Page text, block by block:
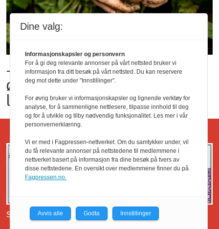
– Vekst i nye innmeldte
økologiske
landbruksvirksomheter
Se tidligere Conrads Colonial her.
Dine valg:
Informasjonskapsler og personvern
For å gi deg relevante annonser på vårt nettsted bruker vi
informasjon fra ditt besøk på vårt nettsted. Du kan reservere
deg mot dette under "Innstillinger".
For øvrig bruker vi informasjonskapsler og lignende verktøy for
analyse, for å sammenligne nettlesere, tilpasse innhold til deg
og for å utvikle og tilby nødvendig funksjonalitet. Les mer i vår
personvernerklæring.
Vi er med i Fagpressen-nettverket. Om du samtykker under, vil
du få relevante annonser på nettstedene til medlemmene i
nettverket basert på informasjon fra dine besøk på tvers av
disse nettstedene. En oversikt over medlemmene finner du på
Fagpressen.no.
Avvis alle Godta Innstillinger